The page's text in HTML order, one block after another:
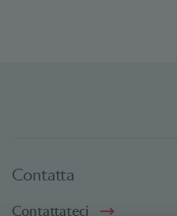
Contatta
Contattateci